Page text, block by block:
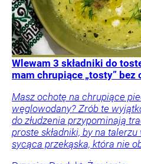
Wlewam 3 składniki do
mam chrupiące „tosty” bez
Masz ochotę na chrupiące
węglowodany? Zrób te
do złudzenia przypominają
proste składniki, by na talerzu
sycąca przekąska, która nie